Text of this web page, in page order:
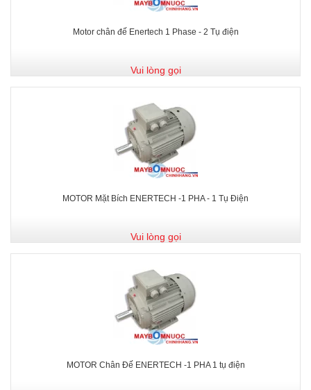
Motor chân đế Enertech 1 Phase - 2 Tụ điện
Vui lòng gọi
MOTOR Mặt Bích ENERTECH -1 PHA - 1 Tụ Điện
Vui lòng gọi
MOTOR Chân Đế ENERTECH -1 PHA 1 tụ điện